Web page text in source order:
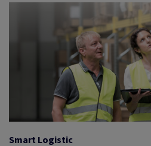
Smart Logistic